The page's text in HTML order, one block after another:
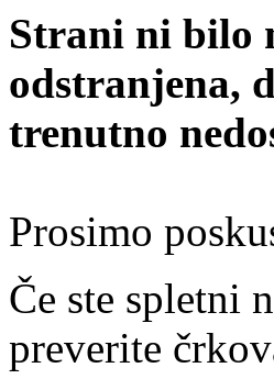
Strani ni bilo
odstranjena,
trenutno
Prosimo
Če ste spletni
preverite